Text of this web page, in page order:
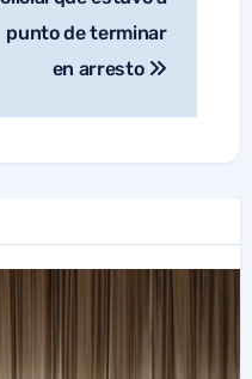
punto de terminar
en arresto